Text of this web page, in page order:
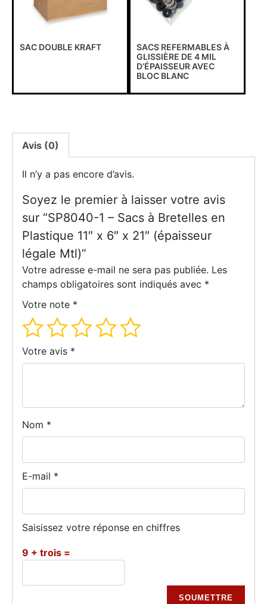
SAC DOUBLE KRAFT
SACS REFERMABLES À
GLISSIÈRE DE 4 MIL
D’ÉPAISSEUR AVEC
BLOC BLANC
Avis (0)
Il n’y a pas encore d’avis.
Soyez le premier à laisser votre avis
sur “SP8040-1 – Sacs à Bretelles en
Plastique 11″ x 6″ x 21″ (épaisseur
légale Mtl)”
Votre adresse e-mail ne sera pas publiée. Les
champs obligatoires sont indiqués avec *
Votre note *
Votre avis *
Nom *
E-mail *
Saisissez votre réponse en chiffres
9 + trois =
Message important !
internet temporairement.
Nous nous excusons pour les inconvénients que cela
pourrait vous causer. Veuillez svp communiquer avec notre
service a la clientèle pour passer votre commande ou avoir
une confirmation de prix.
Contactez-nous